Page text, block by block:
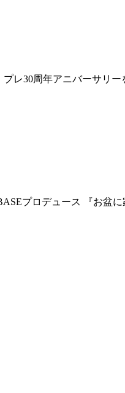
レ30周年アニバーサリ
プロデュース 『お盆